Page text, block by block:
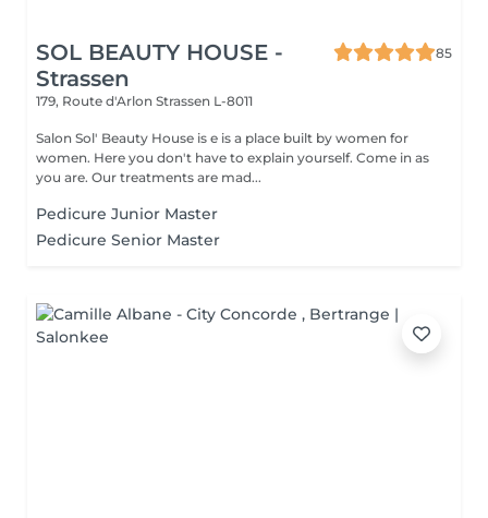
SOL BEAUTY HOUSE -
Strassen
85
179, Route d'Arlon Strassen L-8011
Salon Sol' Beauty House is e is a place built by women for
women. Here you don't have to explain yourself. Come in as
you are. Our treatments are mad...
Pedicure Junior Master
Pedicure Senior Master